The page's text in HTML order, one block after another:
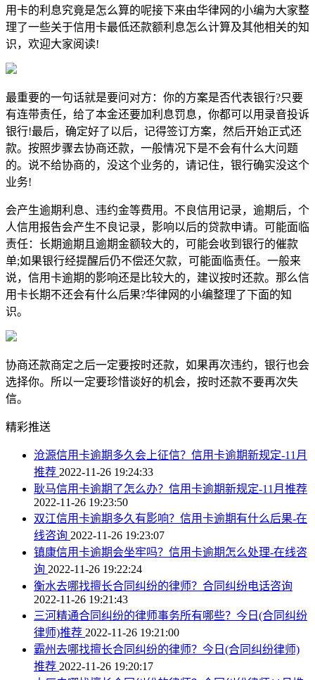
用卡的利息究竟是怎么算的呢接下来由华律网的小编为大家整
理了一些关于信用卡最低还款额利息怎么计算及其他相关的知
识，欢迎大家阅读!
最重要的一句话就是要问对方：你的方案是否代表银行?只要
有连带责任，给了本金还要加利息罚息，你都可以用录音投诉
银行!最后，确定好了以后，记得签订方案，然后开始正式还
款。按照步骤去协商还款，一般情况下是不会有什么大问题
的。说不给协商的，没这个业务的，请记住，银行确实没这个
业务!
会产生逾期利息、违约金等费用。不良信用记录，逾期后，个
人信用报告会产生不良记录，影响以后的贷款申请。可能面临
责任：长期逾期且逾期金额较大的，可能会收到银行的催款
单;如果银行经提醒后仍不偿还欠款，可能面临责任。一般来
说，信用卡逾期的影响还是比较大的，建议按时还款。那么信
用卡长期不还会有什么后果?华律网的小编整理了下面的知
识。
协商还款商定之后一定要按时还款，如果再次违约，银行也会
选择你。所以一定要珍惜谈好的机会，按时还款不要再次失
信。
精彩推送
沧源信用卡逾期多久会上征信？信用卡逾期新规定-11月
推荐 2022-11-26 19:24:33
耿马信用卡逾期了怎么办？信用卡逾期新规定-11月推荐
2022-11-26 19:23:50
双江信用卡逾期多久有影响？信用卡逾期有什么后果-在
线咨询 2022-11-26 19:23:07
镇康信用卡逾期会坐牢吗？信用卡逾期怎么处理-在线咨
询 2022-11-26 19:22:24
衡水去哪找擅长合同纠纷的律师？合同纠纷电话咨询
2022-11-26 19:21:43
三河精通合同纠纷的律师事务所有哪些？今日(合同纠纷
律师)推荐 2022-11-26 19:21:00
霸州去哪找擅长合同纠纷的律师？今日(合同纠纷律师)
推荐 2022-11-26 19:20:17